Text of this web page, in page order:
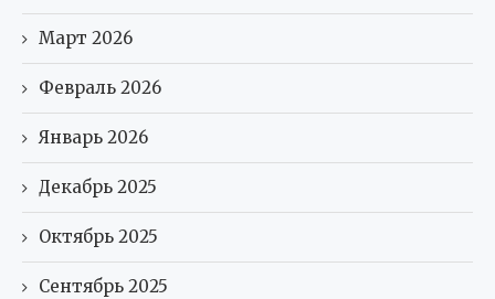
Март 2026
Февраль 2026
Январь 2026
Декабрь 2025
Октябрь 2025
Сентябрь 2025